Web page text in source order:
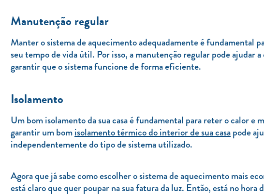
Manutenção regular
Manter o sistema de aquecimento adequadamente é fundamental
seu tempo de vida útil. Por isso, a manutenção regular pode ajudar
garantir que o sistema funcione de forma eficiente.
Isolamento
Um bom isolamento da sua casa é fundamental para reter o calor e
garantir um bomisolamento térmico do interior de sua casapode
independentemente do tipo de sistema utilizado.
Agora que já sabe como escolher o sistema de aquecimento mais
está claro que quer poupar na sua fatura da luz. Então, está no hora